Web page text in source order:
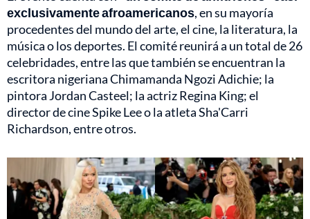
exclusivamente afroamericanos, en su mayoría
procedentes del mundo del arte, el cine, la literatura, la
música o los deportes. El comité reunirá a un total de 26
celebridades, entre las que también se encuentran la
escritora nigeriana Chimamanda Ngozi Adichie; la
pintora Jordan Casteel; la actriz Regina King; el
director de cine Spike Lee o la atleta Sha'Carri
Richardson, entre otros.